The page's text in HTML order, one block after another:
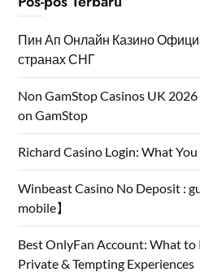
Пин Ап Онлайн Казино
странах СНГ
Non GamStop Casinos UK
on GamStop
Richard Casino Login: What
Winbeast Casino No Deposit :
mobile】
Best OnlyFan Account: What
Private & Tempting Experiences